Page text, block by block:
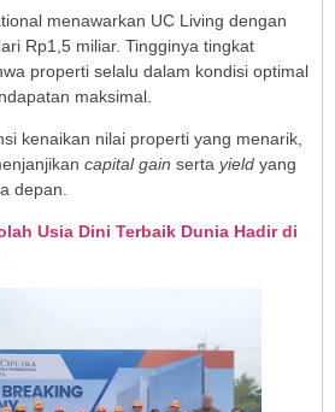
menawarkan UC Living dengan
Rp1,5 miliar. Tingginya tingkat
properti selalu dalam kondisi optimal
maksimal.
kenaikan nilai properti yang menarik,
capital gain serta yield yang
depan.
Usia Dini Terbaik Dunia Hadir di